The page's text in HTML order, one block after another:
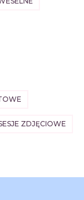
ZDJĘCIOWE